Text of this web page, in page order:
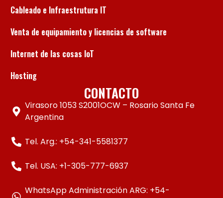
Cableado e Infraestrutura IT
Venta de equipamiento y licencias de software
Internet de las cosas IoT
Hosting
CONTACTO
Virasoro 1053 S2001OCW – Rosario Santa Fe
Argentina
Tel. Arg.: +54-341-5581377
Tel. USA: +1-305-777-6937
WhatsApp Administración ARG: +54-